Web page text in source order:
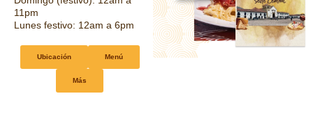
11pm
Lunes festivo: 12am a 6pm
Ubicación Menú
Más